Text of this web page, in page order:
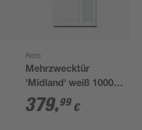
Roro
Mehrzwecktür
'Midland' weiß 1000 x
2000 mm DIN L
379,99 €